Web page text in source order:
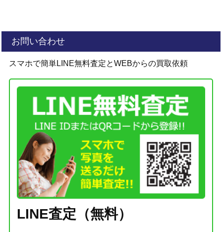
お問い合わせ
スマホで簡単LINE無料査定とWEBからの買取依頼
LINE査定（無料）